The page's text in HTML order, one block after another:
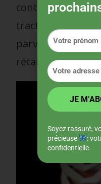
contracture
tractions lentes
parvient à
rétablir son
Soyez rassuré,
précieuse
:
confidentielle.